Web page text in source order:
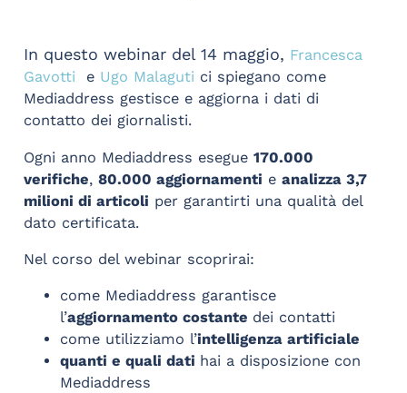
In questo webinar del 14 maggio, Francesca
Gavotti e Ugo Malaguti ci spiegano come
Mediaddress gestisce e aggiorna i dati di
contatto dei giornalisti.
Ogni anno Mediaddress esegue170.000
verifiche,80.000 aggiornamenti eanalizza 3,7
milioni di articoli per garantirti una qualità del
dato certificata.
Nel corso del webinar scoprirai:
come Mediaddress garantisce
l’aggiornamento costante dei contatti
come utilizziamo l’intelligenza artificiale
quanti e quali dati hai a disposizione con
Mediaddress